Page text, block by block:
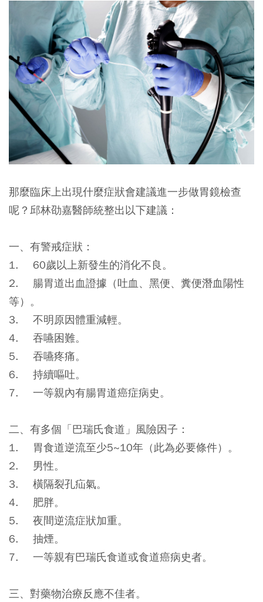
那麼臨床上出現什麼症狀會建議進一步做胃鏡檢查
呢？邱林劭嘉醫師統整出以下建議：
一、有警戒症狀：
1. 60歲以上新發生的消化不良。
2. 腸胃道出血證據（吐血、黑便、糞便潛血陽性
等）。
3. 不明原因體重減輕。
4. 吞嚥困難。
5. 吞嚥疼痛。
6. 持續嘔吐。
7. 一等親內有腸胃道癌症病史。
二、有多個「巴瑞氏食道」風險因子：
1. 胃食道逆流至少5~10年（此為必要條件）。
2. 男性。
3. 橫隔裂孔疝氣。
4. 肥胖。
5. 夜間逆流症狀加重。
6. 抽煙。
7. 一等親有巴瑞氏食道或食道癌病史者。
三、對藥物治療反應不佳者。